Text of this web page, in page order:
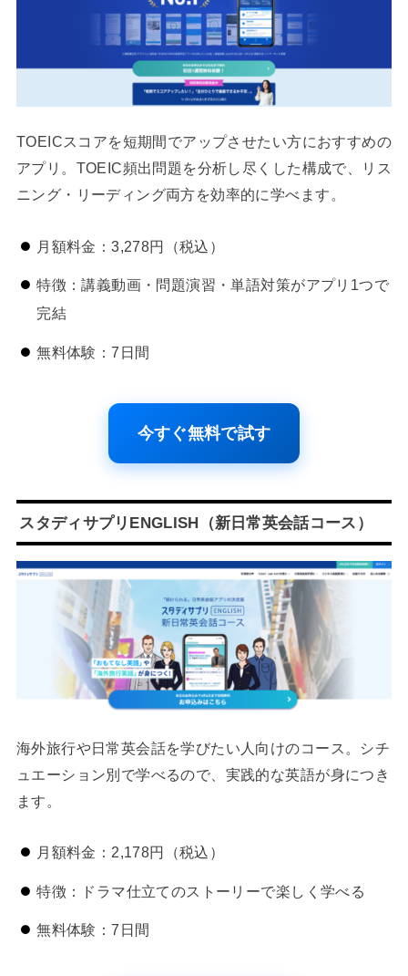
TOEICスコアを短期間でアップさせたい方におすすめの
アプリ。TOEIC頻出問題を分析し尽くした構成で、リス
ニング・リーディング両方を効率的に学べます。
月額料金：3,278円（税込）
特徴：講義動画・問題演習・単語対策がアプリ1つで
完結
無料体験：7日間
今すぐ無料で試す
スタディサプリENGLISH（新日常英会話コース）
海外旅行や日常英会話を学びたい人向けのコース。シチ
ュエーション別で学べるので、実践的な英語が身につき
ます。
月額料金：2,178円（税込）
特徴：ドラマ仕立てのストーリーで楽しく学べる
無料体験：7日間